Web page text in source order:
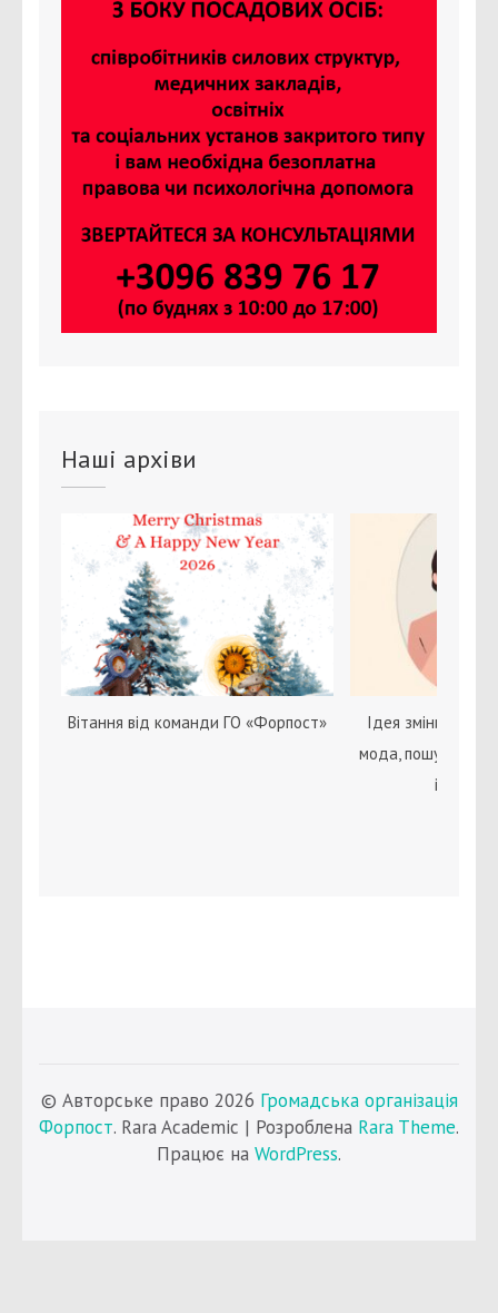
Наші архіви
Вітання від команди ГО «Форпост»
Ідея зміни статі
мода, пошук себе
© Авторське право 2026 Громадська організація
Форпост. Rara Academic | Розроблена Rara Theme.
Працює на WordPress.